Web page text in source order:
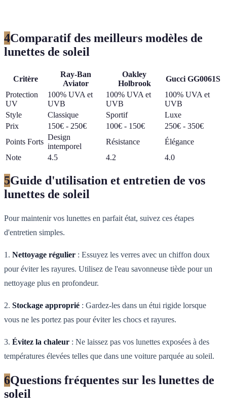
4Comparatif des meilleurs modèles de
lunettes de soleil
Critère
Ray-Ban
Aviator
Oakley
Holbrook
Gucci GG0061S
Protection
UV
100% UVA et
UVB
100% UVA et
UVB
100% UVA et
UVB
Style
Classique Sportif
Luxe
Prix
150€ - 250€ 100€ - 150€
250€ - 350€
Points Forts
Design
intemporel
Résistance
Élégance
Note
4.5 4.2 4.0
5Guide d'utilisation et entretien de vos
lunettes de soleil
Pour maintenir vos lunettes en parfait état, suivez ces étapes
d'entretien simples.
1. Nettoyage régulier : Essuyez les verres avec un chiffon doux
pour éviter les rayures. Utilisez de l'eau savonneuse tiède pour un
nettoyage plus en profondeur.
2. Stockage approprié : Gardez-les dans un étui rigide lorsque
vous ne les portez pas pour éviter les chocs et rayures.
3. Évitez la chaleur : Ne laissez pas vos lunettes exposées à des
températures élevées telles que dans une voiture parquée au soleil.
6Questions fréquentes sur les lunettes de
soleil